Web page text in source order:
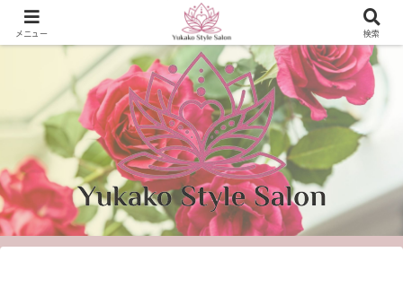
可能性を開き、 輝く生き方を提案！
メニュー 検索